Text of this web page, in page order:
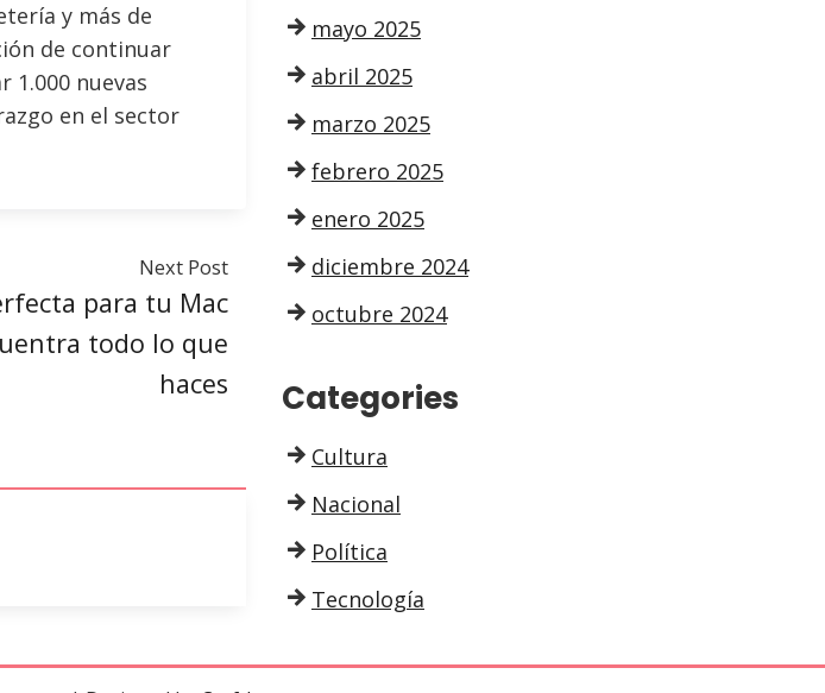
y más de
de continuar
nuevas
en el sector
Next Post
para tu Mac
todo lo que
haces
mayo 2025
abril 2025
marzo 2025
febrero 2025
enero 2025
diciembre 2024
octubre 2024
Categories
Cultura
Nacional
Política
Tecnología